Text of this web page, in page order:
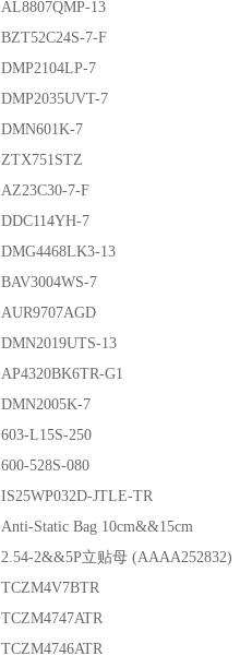
AL8807QMP-13
BZT52C24S-7-F
DMP2104LP-7
DMP2035UVT-7
DMN601K-7
ZTX751STZ
AZ23C30-7-F
DDC114YH-7
DMG4468LK3-13
BAV3004WS-7
AUR9707AGD
DMN2019UTS-13
AP4320BK6TR-G1
DMN2005K-7
603-L15S-250
600-528S-080
IS25WP032D-JTLE-TR
Anti-Static Bag 10cm&&15cm
2.54-2&&5P立贴母 (AAAA252832)
TCZM4V7BTR
TCZM4747ATR
TCZM4746ATR